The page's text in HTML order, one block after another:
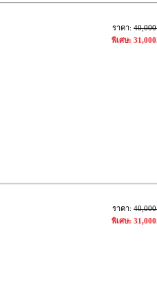
ราคา:
พิเศษ:
ราคา:
พิเศษ: